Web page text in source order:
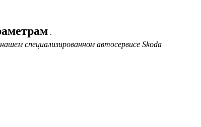
.
специализированном автосервисе Skoda